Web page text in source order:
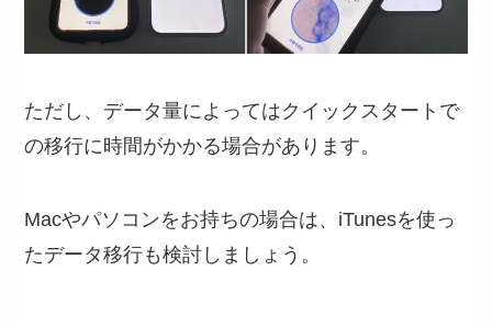
ただし、データ量によってはクイックスタートで
の移行に時間がかかる場合があります。
Macやパソコンをお持ちの場合は、iTunesを使っ
たデータ移行も検討しましょう。